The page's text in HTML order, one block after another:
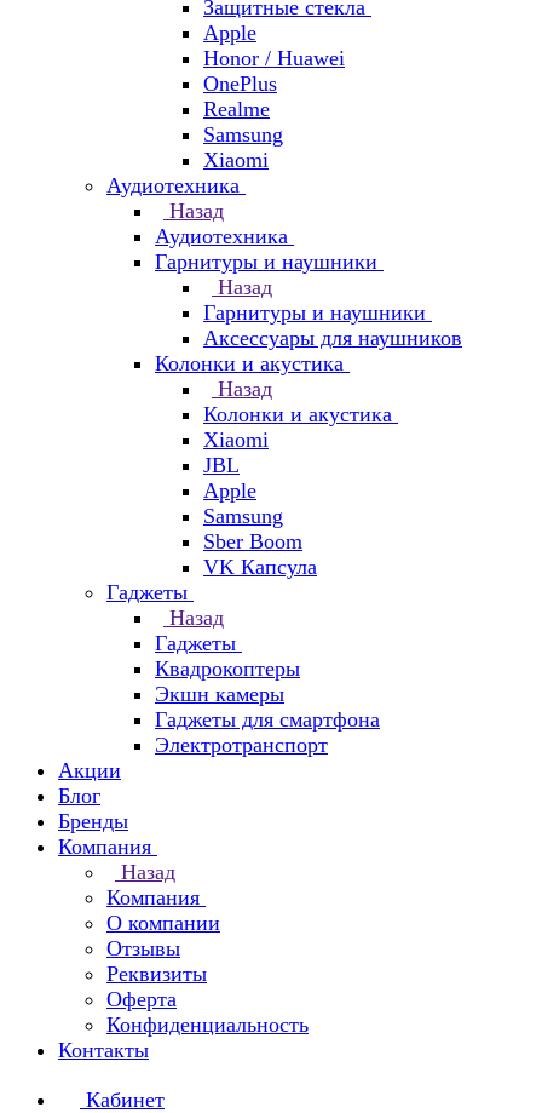
Защитные стекла
Apple
Honor / Huawei
OnePlus
Realme
Samsung
Xiaomi
Аудиотехника
Назад
Аудиотехника
Гарнитуры и наушники
Назад
Гарнитуры и наушники
Аксессуары для наушников
Колонки и акустика
Назад
Колонки и акустика
Xiaomi
JBL
Apple
Samsung
Sber Boom
VK Капсула
Гаджеты
Назад
Гаджеты
Квадрокоптеры
Экшн камеры
Гаджеты для смартфона
Электротранспорт
Акции
Блог
Бренды
Компания
Назад
Компания
О компании
Отзывы
Реквизиты
Оферта
Конфиденциальность
Контакты
Кабинет